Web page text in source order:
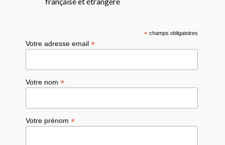
*champs obligatoires
Votre adresse email*
Votre nom*
Votre prénom*